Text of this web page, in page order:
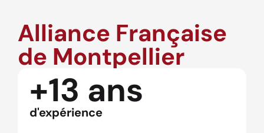
Alliance Française
de Montpellier
+13 ans
d'expérience